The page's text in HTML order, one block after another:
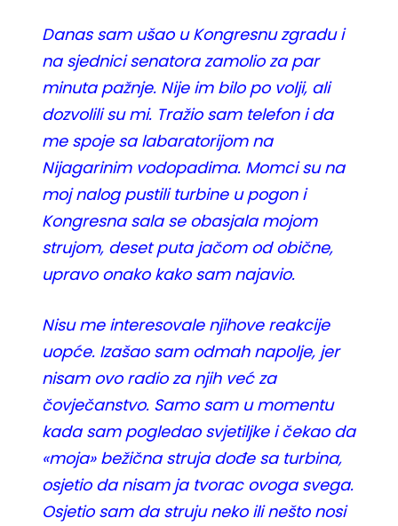
Danas sam ušao u Kongresnu zgradu i
na sjednici senatora zamolio za par
minuta pažnje. Nije im bilo po volji, ali
dozvolili su mi. Tražio sam telefon i da
me spoje sa labaratorijom na
Nijagarinim vodopadima. Momci su na
moj nalog pustili turbine u pogon i
Kongresna sala se obasjala mojom
strujom, deset puta jačom od obične,
upravo onako kako sam najavio.
Nisu me interesovale njihove reakcije
uopće. Izašao sam odmah napolje, jer
nisam ovo radio za njih već za
čovječanstvo. Samo sam u momentu
kada sam pogledao svjetiljke i čekao da
«moja» bežična struja dođe sa turbina,
osjetio da nisam ja tvorac ovoga svega.
Osjetio sam da struju neko ili nešto nosi